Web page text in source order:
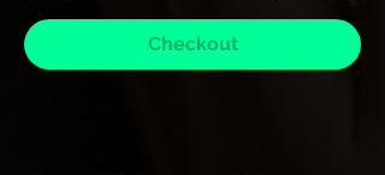
Checkout